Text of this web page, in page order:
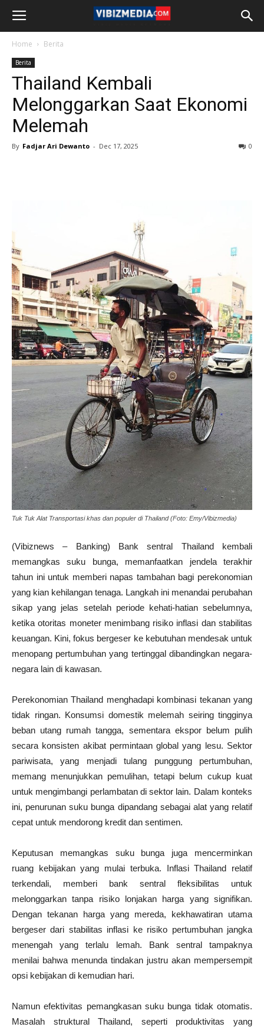
Home Berita
Berita
Thailand Kembali
Melonggarkan Saat Ekonomi
Melemah
By Fadjar Ari Dewanto - Dec 17, 2025 0
Tuk Tuk Alat Transportasi khas dan populer di Thailand (Foto: Emy/Vibizmedia)
(Vibiznews – Banking) Bank sentral Thailand kembali
memangkas suku bunga, memanfaatkan jendela terakhir
tahun ini untuk memberi napas tambahan bagi perekonomian
yang kian kehilangan tenaga. Langkah ini menandai perubahan
sikap yang jelas setelah periode kehati-hatian sebelumnya,
ketika otoritas moneter menimbang risiko inflasi dan stabilitas
keuangan. Kini, fokus bergeser ke kebutuhan mendesak untuk
menopang pertumbuhan yang tertinggal dibandingkan negara-
negara lain di kawasan.
Perekonomian Thailand menghadapi kombinasi tekanan yang
tidak ringan. Konsumsi domestik melemah seiring tingginya
beban utang rumah tangga, sementara ekspor belum pulih
secara konsisten akibat permintaan global yang lesu. Sektor
pariwisata, yang menjadi tulang punggung pertumbuhan,
memang menunjukkan pemulihan, tetapi belum cukup kuat
untuk mengimbangi perlambatan di sektor lain. Dalam konteks
ini, penurunan suku bunga dipandang sebagai alat yang relatif
cepat untuk mendorong kredit dan sentimen.
Keputusan memangkas suku bunga juga mencerminkan
ruang kebijakan yang mulai terbuka. Inflasi Thailand relatif
terkendali, memberi bank sentral fleksibilitas untuk
melonggarkan tanpa risiko lonjakan harga yang signifikan.
Dengan tekanan harga yang mereda, kekhawatiran utama
bergeser dari stabilitas inflasi ke risiko pertumbuhan jangka
menengah yang terlalu lemah. Bank sentral tampaknya
menilai bahwa menunda tindakan justru akan mempersempit
opsi kebijakan di kemudian hari.
Namun efektivitas pemangkasan suku bunga tidak otomatis.
Masalah struktural Thailand, seperti produktivitas yang